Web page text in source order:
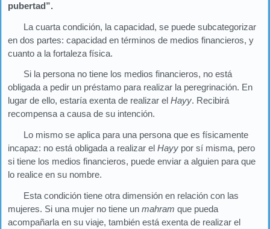
pubertad”.
La cuarta condición, la capacidad, se puede subcategorizar
en dos partes: capacidad en términos de medios financieros, y
cuanto a la fortaleza física.
Si la persona no tiene los medios financieros, no está
obligada a pedir un préstamo para realizar la peregrinación. En
lugar de ello, estaría exenta de realizar el Hayy. Recibirá
recompensa a causa de su intención.
Lo mismo se aplica para una persona que es físicamente
incapaz: no está obligada a realizar el Hayy por sí misma, pero
si tiene los medios financieros, puede enviar a alguien para que
lo realice en su nombre.
Esta condición tiene otra dimensión en relación con las
mujeres. Si una mujer no tiene un mahram que pueda
acompañarla en su viaje, también está exenta de realizar el